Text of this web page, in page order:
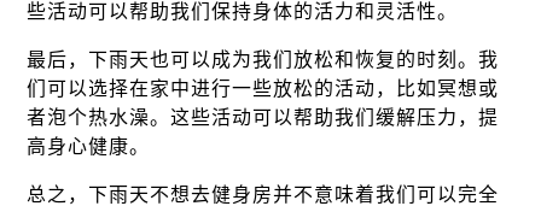
些活动可以帮助我们保持身体的活力和灵活性。
最后，下雨天也可以成为我们放松和恢复的时刻。我
们可以选择在家中进行一些放松的活动，比如冥想或
者泡个热水澡。这些活动可以帮助我们缓解压力，提
高身心健康。
总之，下雨天不想去健身房并不意味着我们可以完全